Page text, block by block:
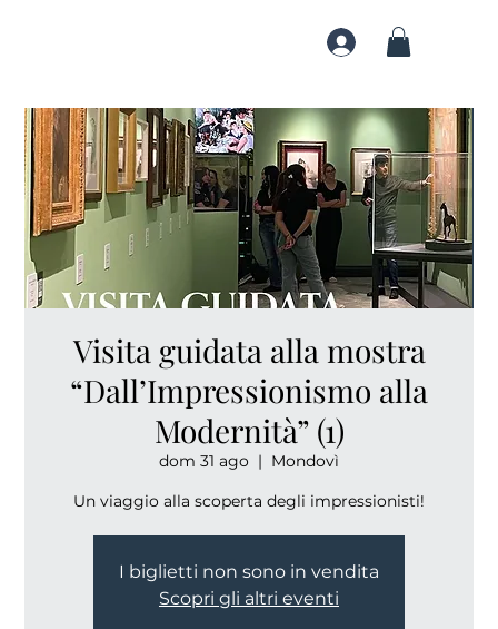
Visita guidata alla mostra
“Dall’Impressionismo alla
Modernità” (1)
dom 31 ago
  |
Mondovì
Un viaggio alla scoperta degli impressionisti!
I biglietti non sono in vendita
Scopri gli altri eventi